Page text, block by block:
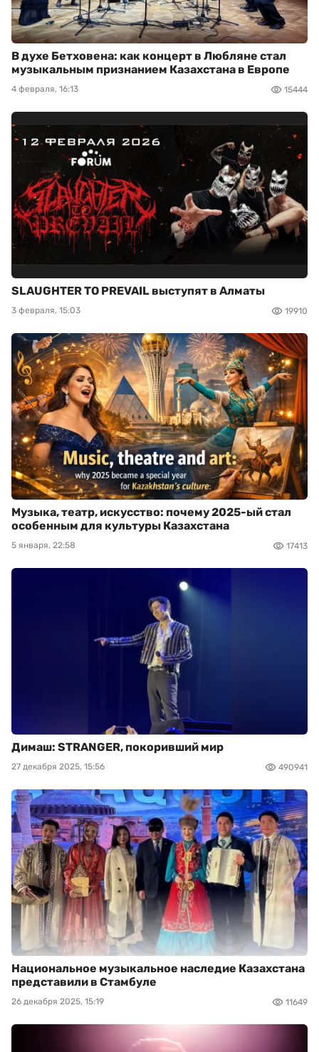
В духе Бетховена: как концерт в Любляне стал
музыкальным признанием Казахстана в Европе
4 февраля, 16:13 15444
SLAUGHTER TO PREVAIL выступят в Алматы
3 февраля, 15:03 19910
Музыка, театр, искусство: почему 2025-ый стал
особенным для культуры Казахстана
5 января, 22:58 17413
Димаш: STRANGER, покоривший мир
27 декабря 2025, 15:56 490941
Национальное музыкальное наследие Казахстана
представили в Стамбуле
26 декабря 2025, 15:19 11649